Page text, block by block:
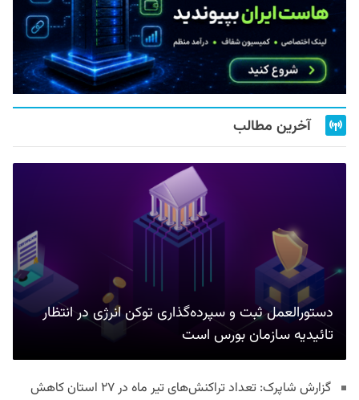
آخرین مطالب
دستورالعمل ثبت و سپرده‌گذاری توکن انرژی در انتظار
تائیدیه سازمان بورس است
گزارش شاپرک: تعداد تراکنش‌های تیر ماه در ۲۷ استان‌ کاهش